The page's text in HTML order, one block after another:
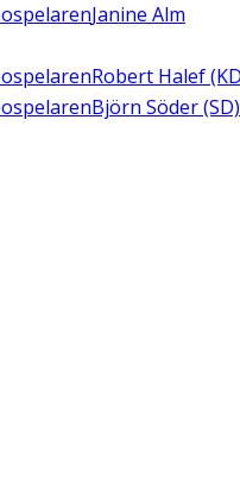
Janine Alm
Robert Halef
Björn Söder (SD)